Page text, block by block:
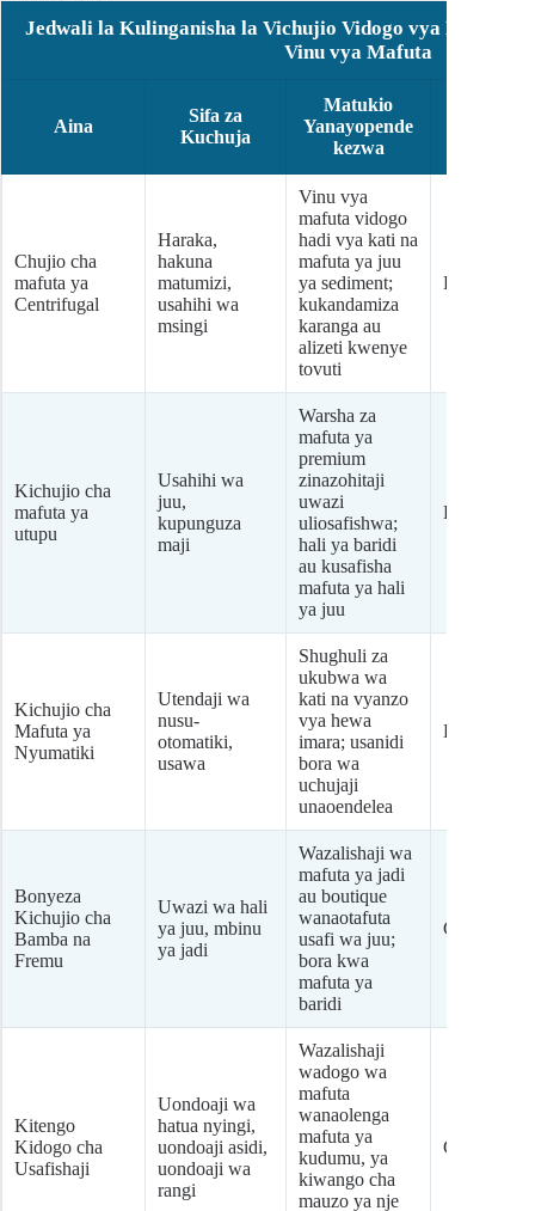
Jedwali la Kulinganisha la Vichujio Vidogo vya Kawaida
Vinu vya Mafuta
Aina
Sifa za
Kuchuja
Matukio
Yanayopende
kezwa
Chujio cha
mafuta ya
Centrifugal
Haraka,
hakuna
matumizi,
usahihi wa
msingi
Vinu vya
mafuta vidogo
hadi vya kati na
mafuta ya juu
ya sediment;
kukandamiza
karanga au
alizeti kwenye
tovuti
Kati
Kichujio cha
mafuta ya
utupu
Usahihi wa
juu,
kupunguza
maji
Warsha za
mafuta ya
premium
zinazohitaji
uwazi
uliosafishwa;
hali ya baridi
au kusafisha
mafuta ya hali
ya juu
Kati
Kichujio cha
Mafuta ya
Nyumatiki
Utendaji wa
nusu-
otomatiki,
usawa
Shughuli za
ukubwa wa
kati na vyanzo
vya hewa
imara; usanidi
bora wa
uchujaji
unaoendelea
Kati-Juu
Bonyeza
Kichujio cha
Bamba na
Fremu
Uwazi wa hali
ya juu, mbinu
ya jadi
Wazalishaji wa
mafuta ya jadi
au boutique
wanaotafuta
usafi wa juu;
bora kwa
mafuta ya
baridi
Chini-Kati
Kitengo
Kidogo cha
Usafishaji
Uondoaji wa
hatua nyingi,
uondoaji asidi,
uondoaji wa
rangi
Wazalishaji
wadogo wa
mafuta
wanaolenga
mafuta ya
kudumu, ya
kiwango cha
mauzo ya nje
Chini-Kati